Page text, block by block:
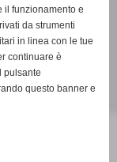
il funzionamento e
da strumenti
in linea con le tue
continuare è
pulsante
questo banner e